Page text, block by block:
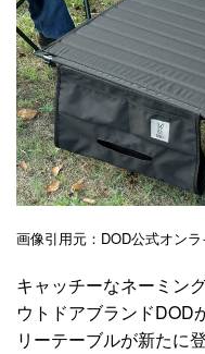
画像引用元：DOD公式オンラ
キャッチーなネーミン
ウトドアブランドDOD
リーテーブルが新たに